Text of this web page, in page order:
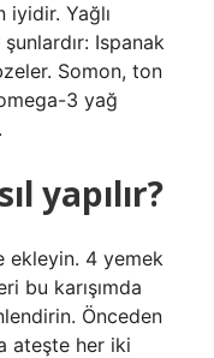
iyidir. Yağlı
Ispanak
Somon, ton
3 yağ
yapılır?
ekleyin. 4 yemek
bu karışımda
Önceden
ateşte her iki